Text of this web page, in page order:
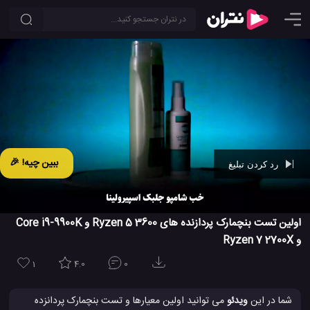
ببین چیه! 🎉
اولین تست بنچمارک پردازنده های Ryzen 5 3600 و Core i9-9900K
و Ryzen 7 2700X
1 4.0 0
شما در اینویدئومی توانید اولین معیارها و تست بنچمارک پردانزده